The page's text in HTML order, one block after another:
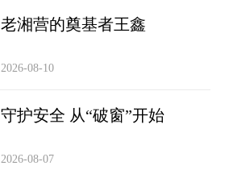
老湘营的奠基者王鑫
2026-08-10
守护安全 从“破窗”开始
2026-08-07